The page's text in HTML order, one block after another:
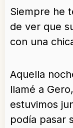
Siempre he
de ver que
con una
Aquella
llamé a
estuvimos
podía pasar